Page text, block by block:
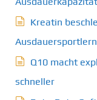
Kreatin
Ausdauersportlern
Q10 macht
schneller